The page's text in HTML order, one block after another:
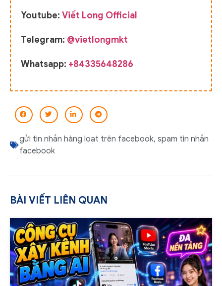
Youtube: Viết Long Official
Telegram: @vietlongmkt
Whatsapp: +84335648286
gửi tin nhắn hàng loạt trên facebook, spam tin nhắn
facebook
BÀI VIẾT LIÊN QUAN